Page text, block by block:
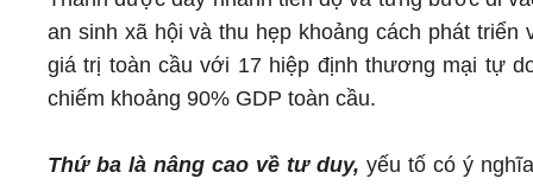
an sinh xã hội và thu hẹp khoảng cách phát
giá trị toàn cầu với 17 hiệp định thương mại tự
chiếm khoảng 90% GDP toàn cầu.
Thứ ba là nâng cao về tư duy, yếu tố có ý